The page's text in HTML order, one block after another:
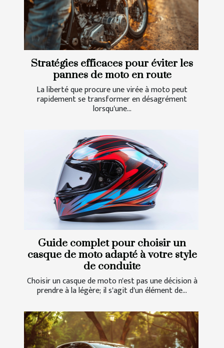
Stratégies efficaces pour éviter les
pannes de moto en route
La liberté que procure une virée à moto peut
rapidement se transformer en désagrément
lorsqu'une...
Guide complet pour choisir un
casque de moto adapté à votre style
de conduite
Choisir un casque de moto n'est pas une décision à
prendre à la légère; il s'agit d'un élément de...